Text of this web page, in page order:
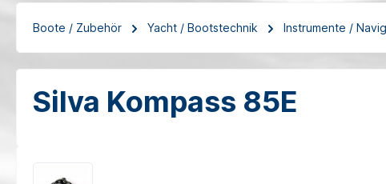
Boote / Zubehör Yacht / Bootstechnik Instrumente /
Silva Kompass 85E